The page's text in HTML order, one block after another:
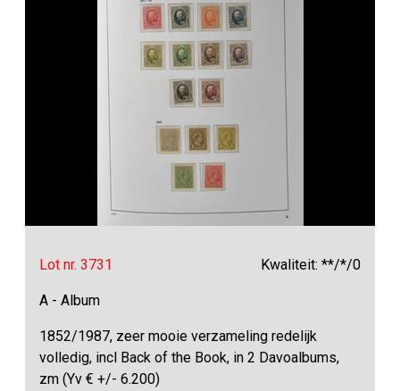
Lot nr. 3731 Kwaliteit: **/*/0
A - Album
1852/1987, zeer mooie verzameling redelijk
volledig, incl Back of the Book, in 2 Davoalbums,
zm (Yv € +/- 6.200)